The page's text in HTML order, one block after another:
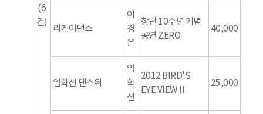
(6
건)
리케이댄스
이
경
은
창단 10주년 기념
공연 ZERO
40,000
임학선 댄스위
임
학
선
2012 BIRD'S
EYE VIEW II
25,000